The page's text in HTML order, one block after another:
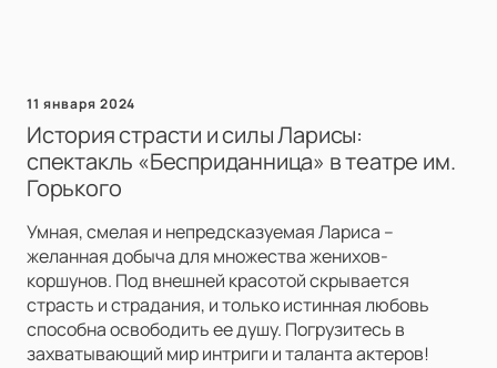
11 января 2024
История страсти и силы Ларисы:
спектакль «Бесприданница» в театре им.
Горького
Умная, смелая и непредсказуемая Лариса –
желанная добыча для множества женихов-
коршунов. Под внешней красотой скрывается
страсть и страдания, и только истинная любовь
способна освободить ее душу. Погрузитесь в
захватывающий мир интриги и таланта актеров!